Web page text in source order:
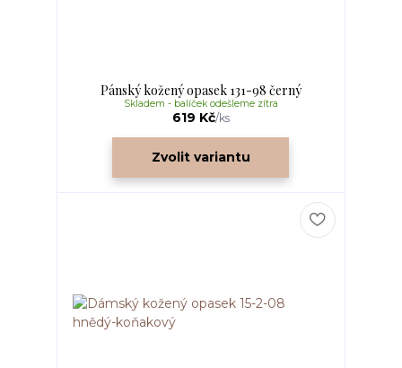
Pánský kožený opasek 131-98 černý
619 Kč/ks
Skladem - balíček odešleme zítra
Zvolit variantu